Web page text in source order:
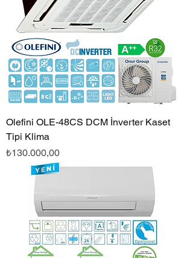
Olefini OLE-48CS DCM İnverter Kaset
Tipi Klima
Fiyat
₺130.000,00